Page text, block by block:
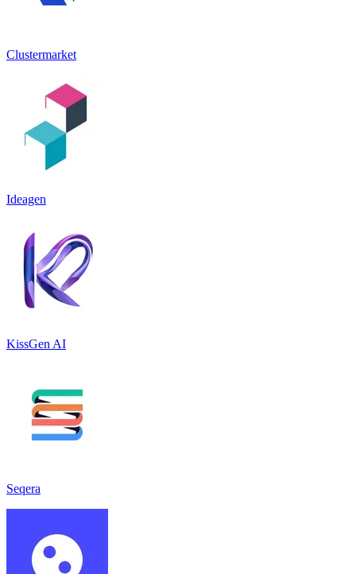
Clustermarket
Ideagen
KissGen AI
Seqera